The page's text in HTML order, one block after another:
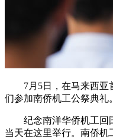
7月5日，在马来西亚
们参加南侨机工公祭典礼
纪念南洋华侨机工回
当天在这里举行。南侨机